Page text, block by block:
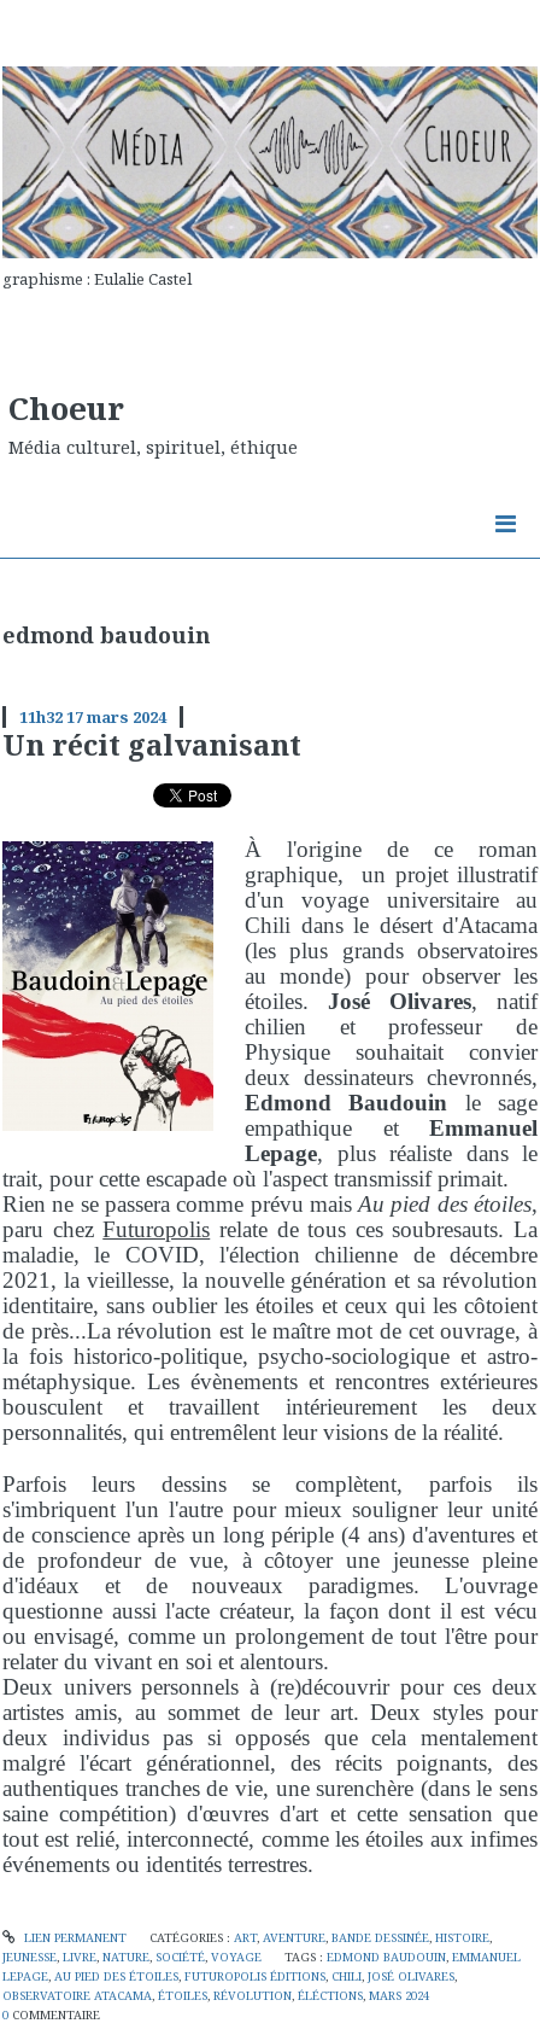
graphisme : Eulalie Castel
Choeur
Média culturel, spirituel, éthique
edmond baudouin
11h3217mars 2024
Un récit galvanisant
À l'origine de ce roman
graphique, un projet illustratif
d'un voyage universitaire au
Chili dans le désert d'Atacama
(les plus grands observatoires
au monde) pour observer les
étoiles.José Olivares, natif
chilien et professeur de
Physique souhaitait convier
deux dessinateurs chevronnés,
Edmond Baudouin le sage
empathique et Emmanuel
Lepage, plus réaliste dans le
trait, pour cette escapade où l'aspect transmissif primait.
Rien ne se passera comme prévu maisAu pied des étoiles,
paru chezFuturopolis relate de tous ces soubresauts. La
maladie, le COVID, l'élection chilienne de décembre
2021, la vieillesse, la nouvelle génération et sa révolution
identitaire, sans oublier les étoiles et ceux qui les côtoient
de près...La révolution est le maître mot de cet ouvrage, à
la fois historico-politique, psycho-sociologique et astro-
métaphysique. Les évènements et rencontres extérieures
bousculent et travaillent intérieurement les deux
personnalités, qui entremêlent leur visions de la réalité.
Parfois leurs dessins se complètent, parfois ils
s'imbriquent l'un l'autre pour mieux souligner leur unité
de conscience après un long périple (4 ans) d'aventures et
de profondeur de vue, à côtoyer une jeunesse pleine
d'idéaux et de nouveaux paradigmes. L'ouvrage
questionne aussi l'acte créateur, la façon dont il est vécu
ou envisagé, comme un prolongement de tout l'être pour
relater du vivant en soi et alentours.
Deux univers personnels à (re)découvrir pour ces deux
artistes amis, au sommet de leur art. Deux styles pour
deux individus pas si opposés que cela mentalement
malgré l'écart générationnel, des récits poignants, des
authentiques tranches de vie, une surenchère (dans le sens
saine compétition) d'œuvres d'art et cette sensation que
tout est relié, interconnecté, comme les étoiles aux infimes
événements ou identités terrestres.
LIEN PERMANENT CATÉGORIES : ART, AVENTURE, BANDE DESSINÉE, HISTOIRE,
JEUNESSE, LIVRE, NATURE, SOCIÉTÉ, VOYAGE TAGS :EDMOND BAUDOUIN,EMMANUEL
LEPAGE, AU PIED DES ÉTOILES, FUTUROPOLIS ÉDITIONS, CHILI, JOSÉ OLIVARES,
OBSERVATOIRE ATACAMA, ÉTOILES, RÉVOLUTION, ÉLÉCTIONS, MARS 2024
0 COMMENTAIRE